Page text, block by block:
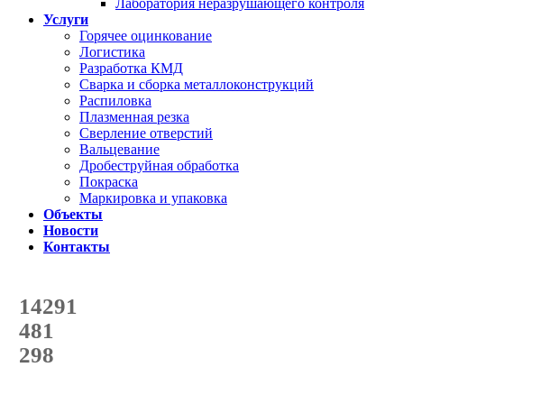
Лаборатория неразрушающего контроля
Услуги
Горячее оцинкование
Логистика
Разработка КМД
Сварка и сборка металлоконструкций
Распиловка
Плазменная резка
Сверление отверстий
Вальцевание
Дробеструйная обработка
Покраска
Маркировка и упаковка
Объекты
Новости
Контакты
14291
с начала года
481
с начала месяца
298
с начала недели